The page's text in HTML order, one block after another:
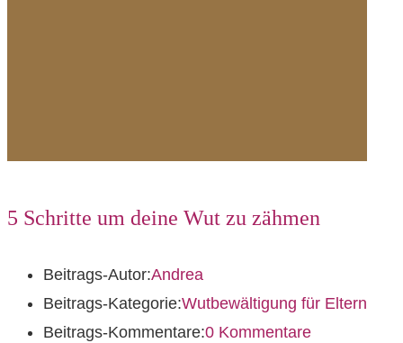
5 Schritte um deine Wut zu zähmen
Beitrags-Autor:Andrea
Beitrags-Kategorie:Wutbewältigung für Eltern
Beitrags-Kommentare:0 Kommentare